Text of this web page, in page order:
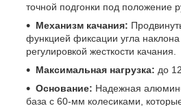
точной подгонки под положение
Механизм качания:
функцией фиксации угла наклона
регулировкой жесткости качания.
Максимальная нагрузка: до
Основание: Надежная
база с 60-мм колесиками,